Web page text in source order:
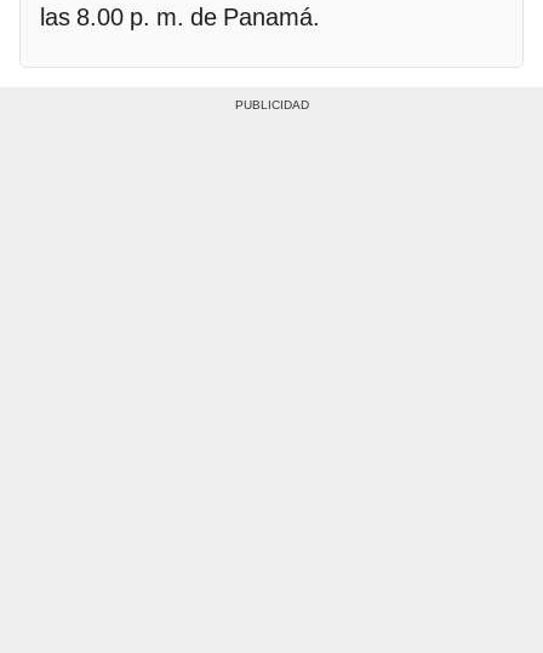
las 8.00 p. m. de Panamá.